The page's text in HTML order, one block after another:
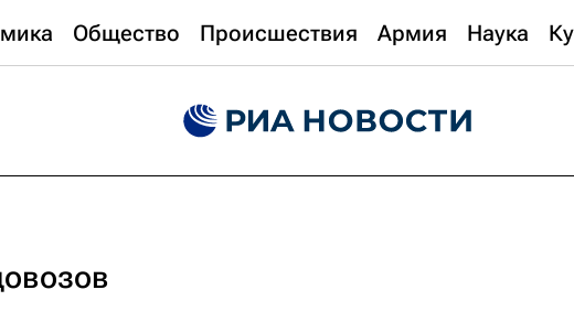
Общество Происшествия Армия Наука